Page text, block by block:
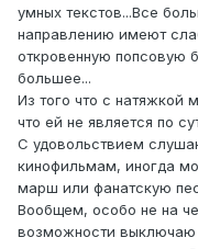
умных текстов...Все
направлению имеют
откровенную попсовую
большее...
Из того что с натяжкой
что ей не является по
С удовольствием
кинофильмам, иногда
марш или фанатскую
Вообщем, особо не на
возможности выключаю